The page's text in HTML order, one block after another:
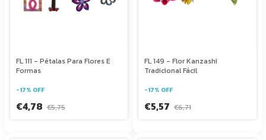
FL 111 - Pétalas Para Flores E
Formas
-17% OFF
€4,78 €5,75
FL 149 - Flor Kanzashi
Tradicional Fácil
-17% OFF
€5,57 €6,71